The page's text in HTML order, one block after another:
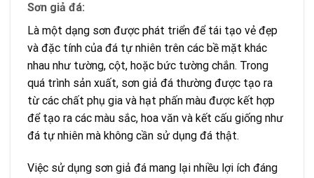
Sơn giả đá:
Là một dạng sơn được phát triển để tái tạo vẻ đẹp
và đặc tính của đá tự nhiên trên các bề mặt khác
nhau như tường, cột, hoặc bức tường chắn. Trong
quá trình sản xuất, sơn giả đá thường được tạo ra
từ các chất phụ gia và hạt phấn màu được kết hợp
để tạo ra các màu sắc, hoa văn và kết cấu giống như
đá tự nhiên mà không cần sử dụng đá thật.
Việc sử dụng sơn giả đá mang lại nhiều lợi ích đáng